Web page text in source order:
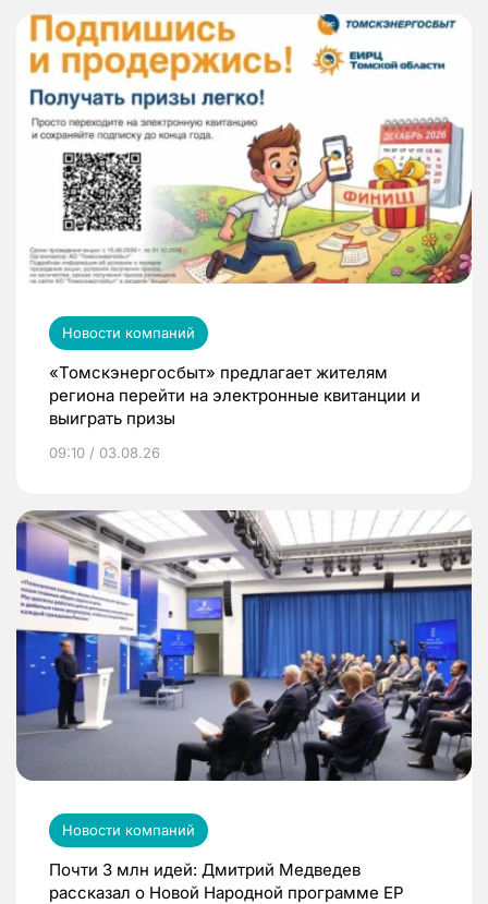
Новости компаний
«Томскэнергосбыт» предлагает жителям
региона перейти на электронные квитанции и
выиграть призы
09:10 / 03.08.26
Новости компаний
Почти 3 млн идей: Дмитрий Медведев
рассказал о Новой Народной программе ЕР